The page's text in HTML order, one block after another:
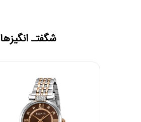
شگفتـ انگیزها